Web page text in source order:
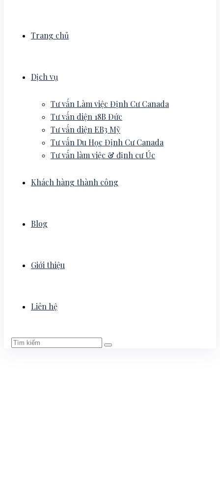
Trang chủ
Dịch vụ
Tư vấn Làm việc Định Cư Canada
Tư vấn diện 18B Đức
Tư vấn diện EB3 Mỹ
Tư vấn Du Học Định Cư Canada
Tư vấn làm việc & định cư Úc
Khách hàng thành công
Blog
Giới thiệu
Liên hệ